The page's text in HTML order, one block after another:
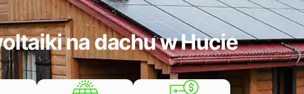
na dachu w Hucie